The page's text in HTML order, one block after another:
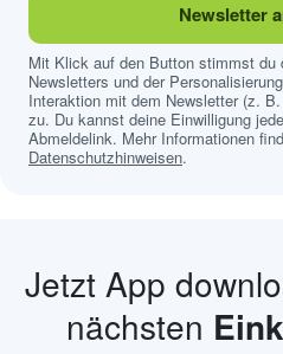
Newsletter
Mit Klick auf den Button stimmst du
Newsletters und der
Interaktion mit dem Newsletter (z.
zu. Du kannst deine Einwilligung
Abmeldelink. Mehr Informationen
Datenschutzhinweisen.
Jetzt App
nächsten